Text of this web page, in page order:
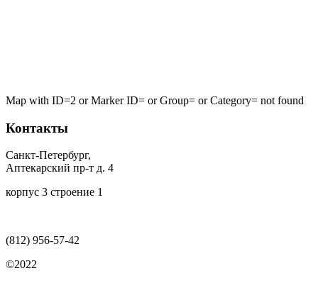
окна
Map with ID=2 or Marker ID= or Group= or Category= not found
Контакты
Санкт-Петербург,
Аптекарский пр-т д. 4
корпус 3 строение 1
(812) 956-57-42
©2022